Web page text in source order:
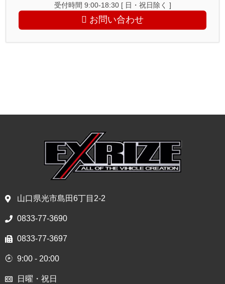
受付時間 9:00-18:30 [ 日・祝日除く ]
お問い合わせ
山口県光市島田6丁目2-2
0833-77-3690
0833-77-3697
9:00 - 20:00
日曜・祝日